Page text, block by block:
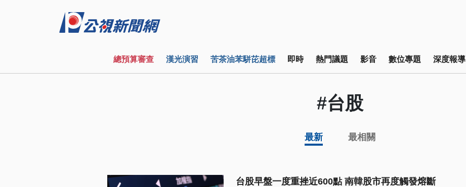
總預算審查 漢光演習 苦茶油苯駢芘超標 即時 熱門議題 影音 數位專題 深度報導
#台股
最新 最相關
台股早盤一度重挫近600點 南韓股市再度觸發熔斷